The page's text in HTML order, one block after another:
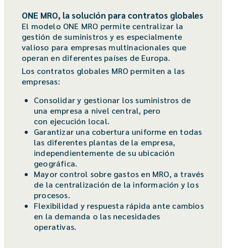
ONE MRO, la solución para contratos globales
El modelo ONE MRO permite centralizar la
gestión de suministros y es especialmente
valioso para empresas multinacionales que
operan en diferentes países de Europa.
Los contratos globales MRO permiten a las
empresas:
Consolidar y gestionar los suministros de
una empresa a nivel central, pero
con ejecución local.
Garantizar una cobertura uniforme en todas
las diferentes plantas de la empresa,
independientemente de su ubicación
geográfica.
Mayor control sobre gastos en MRO, a través
de la centralización de la información y los
procesos.
Flexibilidad y respuesta rápida ante cambios
en la demanda o las necesidades
operativas.